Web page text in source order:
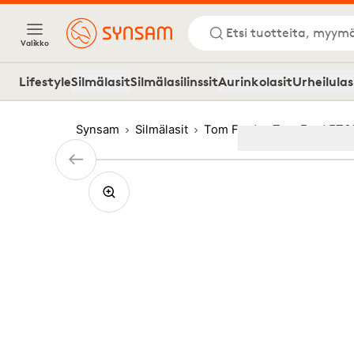
Valikko
Etsi tuotteita,
LifestyleSilmälasitSilmälasilinssitAurinkolasit
Synsam Silmälasit Tom Ford Tom Ford